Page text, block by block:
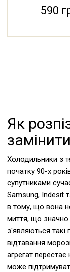
590
Як
Холодильники з
початку 90-х
супутниками
Samsung, Indesit
в тому, що вона
миття, що
з'являються такі
відтавання
агрегат
може